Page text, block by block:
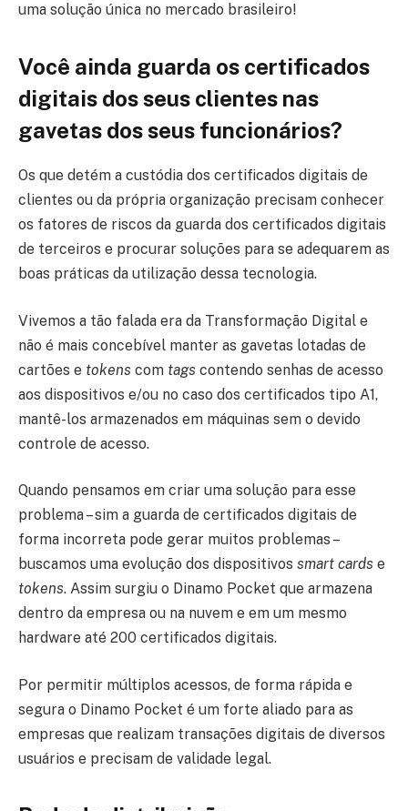
uma solução única no mercado brasileiro!
Você ainda guarda os certificados
digitais dos seus clientes nas
gavetas dos seus funcionários?
Os que detém a custódia dos certificados digitais de
clientes ou da própria organização precisam conhecer
os fatores de riscos da guarda dos certificados digitais
de terceiros e procurar soluções para se adequarem as
boas práticas da utilização dessa tecnologia.
Vivemos a tão falada era da Transformação Digital e
não é mais concebível manter as gavetas lotadas de
cartões e tokens com tags contendo senhas de acesso
aos dispositivos e/ou no caso dos certificados tipo A1,
mantê-los armazenados em máquinas sem o devido
controle de acesso.
Quando pensamos em criar uma solução para esse
problema – sim a guarda de certificados digitais de
forma incorreta pode gerar muitos problemas –
buscamos uma evolução dos dispositivos smart cards e
tokens. Assim surgiu o Dinamo Pocket que armazena
dentro da empresa ou na nuvem e em um mesmo
hardware até 200 certificados digitais.
Por permitir múltiplos acessos, de forma rápida e
segura o Dinamo Pocket é um forte aliado para as
empresas que realizam transações digitais de diversos
usuários e precisam de validade legal.